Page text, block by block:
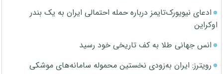
ادعای نیویورک‌تایمز درباره حمله احتمالی ایران به یک بندر
اوکراین
انس جهانی طلا به کف تاریخی خود رسید
رویترز: ایران به‌زودی نخستین محموله سامانه‌های موشکی